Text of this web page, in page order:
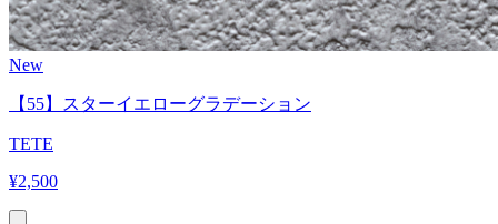
New
【55】スターイエローグラデーション
TETE
¥2,500